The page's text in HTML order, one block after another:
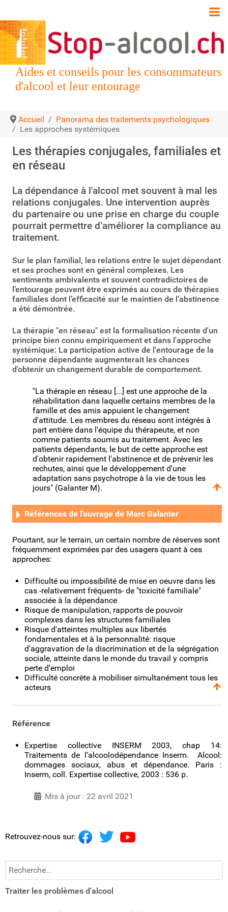
Aides et conseils pour les consommateurs
d'alcool et leur entourage
Accueil
Panorama des traitements psychologiques
Les approches systémiques
Les thérapies conjugales, familiales et
en réseau
La dépendance à l'alcool met souvent à mal les
relations conjugales. Une intervention auprès
du partenaire ou une prise en charge du couple
pourrait permettre d’améliorer la compliance au
traitement.
Sur le plan familial, les relations entre le sujet dépendant
et ses proches sont en général complexes. Les
sentiments ambivalents et souvent contradictoires de
l’entourage peuvent être exprimés au cours de thérapies
familiales dont l’efficacité sur le maintien de l’abstinence
a été démontrée.
La thérapie "en réseau" est la formalisation récente d'un
principe bien connu empiriquement et dans l'approche
systémique: La participation active de l'entourage de la
personne dépendante augmenterait les chances
d'obtenir un changement durable de comportement.
"La thérapie en réseau [...] est une approche de la
réhabilitation dans laquelle certains membres de la
famille et des amis appuient le changement
d'attitude. Les membres du réseau sont intégrés à
part entière dans l'équipe du thérapeute, et non
comme patients soumis au traitement. Avec les
patients dépendants, le but de cette approche est
d'obtenir rapidement l'abstinence et de prévenir les
rechutes, ainsi que le développement d'une
adaptation sans psychotrope à la vie de tous les
jours" (Galanter M).
Références de l'ouvrage de Marc Galanter
Pourtant, sur le terrain, un certain nombre de réserves sont
fréquemment exprimées par des usagers quant à ces
approches:
Difficulté ou impossibilité de mise en oeuvre dans les
cas -relativement fréquents- de "toxicité familiale"
associée à la dépendance
Risque de manipulation, rapports de pouvoir
complexes dans les structures familiales
Risque d'atteintes multiples aux libertés
fondamentales et à la personnalité: risque
d'aggravation de la discrimination et de la ségrégation
sociale, atteinte dans le monde du travail y compris
perte d'emploi
Difficulté concrète à mobiliser simultanément tous les
acteurs
Référence
Expertise collective INSERM 2003, chap 14:
Traitements de l'alcoolodépendance Inserm. Alcool:
dommages sociaux, abus et dépendance. Paris :
Inserm, coll. Expertise collective, 2003 : 536 p.
Mis à jour : 22 avril 2021
Retrouvez-nous sur:
Recherchez...
Traiter les problèmes d'alcool